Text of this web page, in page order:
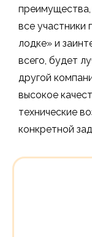
все участники
лодке» и
всего, будет
другой
высокое
технические
конкретной